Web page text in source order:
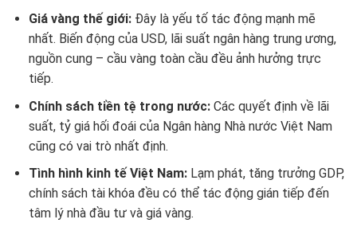
Giá vàng thế giới:Đây là yếu tố tác động mạnh mẽ
nhất. Biến động của USD, lãi suất ngân hàng trung ương,
nguồn cung – cầu vàng toàn cầu đều ảnh hưởng trực
tiếp.
Chính sách tiền tệ trong nước:Các quyết định về lãi
suất, tỷ giá hối đoái của Ngân hàng Nhà nước Việt Nam
cũng có vai trò nhất định.
Tình hình kinh tế Việt Nam:Lạm phát, tăng trưởng GDP,
chính sách tài khóa đều có thể tác động gián tiếp đến
tâm lý nhà đầu tư và giá vàng.